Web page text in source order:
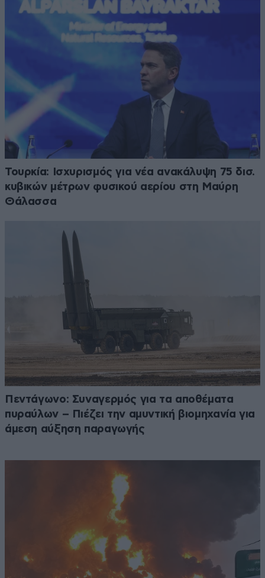
Τουρκία: Ισχυρισμός για νέα ανακάλυψη 75 δισ.
κυβικών μέτρων φυσικού αερίου στη Μαύρη
Θάλασσα
Πεντάγωνο: Συναγερμός για τα αποθέματα
πυραύλων – Πιέζει την αμυντική βιομηχανία για
άμεση αύξηση παραγωγής